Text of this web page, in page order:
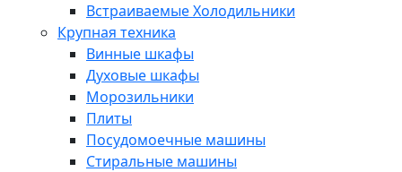
Встраиваемые Холодильники
Крупная техника
Винные шкафы
Духовые шкафы
Морозильники
Плиты
Посудомоечные машины
Стиральные машины